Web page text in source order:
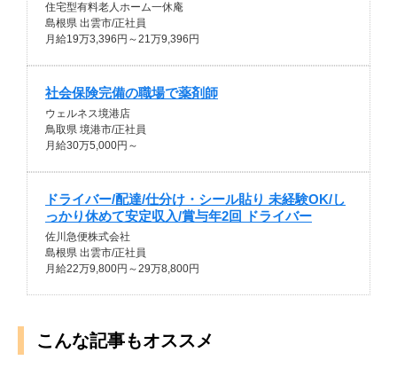
住宅型有料老人ホーム一休庵
島根県 出雲市/正社員
月給19万3,396円～21万9,396円
社会保険完備の職場で薬剤師
ウェルネス境港店
鳥取県 境港市/正社員
月給30万5,000円～
ドライバー/配達/仕分け・シール貼り 未経験OK/し
っかり休めて安定収入/賞与年2回 ドライバー
佐川急便株式会社
島根県 出雲市/正社員
月給22万9,800円～29万8,800円
こんな記事もオススメ